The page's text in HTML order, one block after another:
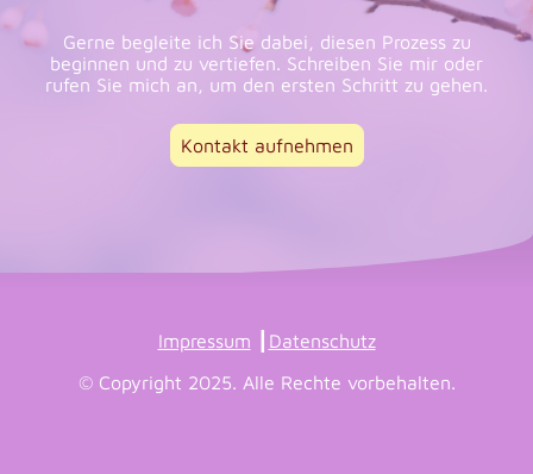
Gerne begleite ich Sie dabei, diesen Prozess zu
beginnen und zu vertiefen. Schreiben Sie mir oder
rufen Sie mich an, um den ersten Schritt zu gehen.
Kontakt aufnehmen
Impressum
Datenschutz
© Copyright 2025. Alle Rechte vorbehalten.